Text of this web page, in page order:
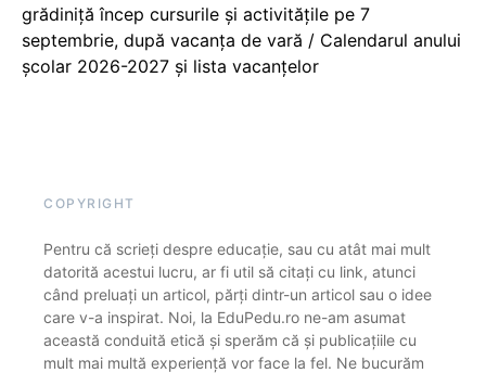
grădiniță încep cursurile și activitățile pe 7
septembrie, după vacanța de vară / Calendarul anului
școlar 2026-2027 și lista vacanțelor
COPYRIGHT
Pentru că scrieți despre educație, sau cu atât mai mult
datorită acestui lucru, ar fi util să citați cu link, atunci
când preluați un articol, părți dintr-un articol sau o idee
care v-a inspirat. Noi, la EduPedu.ro ne-am asumat
această conduită etică și sperăm că și publicațiile cu
mult mai multă experiență vor face la fel. Ne bucurăm